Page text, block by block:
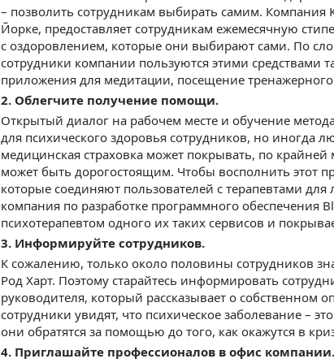
– позволить сотрудникам выбирать самим.
Йорке, предоставляет сотрудникам ежемесячную
с оздоровлением, которые они выбирают сами. По
сотрудники компании пользуются этими средствами
приложения для медитации, посещение тренажерного
2. Облегчите получение помощи.
Открытый диалог на рабочем месте и обучение
для психического здоровья сотрудников, но иногда
медицинская страховка может покрывать, по
может быть дорогостоящим. Чтобы восполнить этот
которые соединяют пользователей с терапевтами
компания по разработке программного обеспечения
психотерапевтом одного их таких сервисов и
3. Информируйте сотрудников.
К сожалению, только около половины сотрудников
Род Харт. Поэтому старайтесь информировать
руководителя, который рассказывает о собственном
сотрудники увидят, что психическое заболевание –
они обратятся за помощью до того, как окажутся в
4. Приглашайте профессионалов в офис компании.